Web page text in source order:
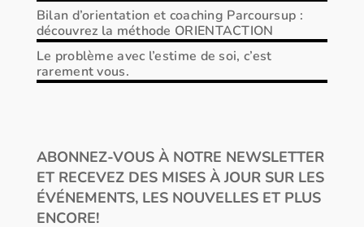
Bilan d’orientation et coaching Parcoursup :
découvrez la méthode ORIENTACTION
Le problème avec l’estime de soi, c’est
rarement vous.
ABONNEZ-VOUS À NOTRE NEWSLETTER
ET RECEVEZ DES MISES À JOUR SUR LES
ÉVÉNEMENTS, LES NOUVELLES ET PLUS
ENCORE!